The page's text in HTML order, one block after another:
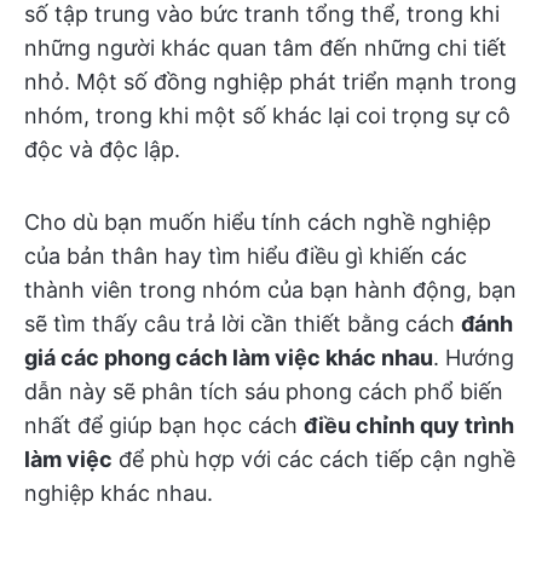
số tập trung vào bức tranh tổng thể, trong khi
những người khác quan tâm đến những chi tiết
nhỏ. Một số đồng nghiệp phát triển mạnh trong
nhóm, trong khi một số khác lại coi trọng sự cô
độc và độc lập.
Cho dù bạn muốn hiểu tính cách nghề nghiệp
của bản thân hay tìm hiểu điều gì khiến các
thành viên trong nhóm của bạn hành động, bạn
sẽ tìm thấy câu trả lời cần thiết bằng cách đánh
giá các phong cách làm việc khác nhau. Hướng
dẫn này sẽ phân tích sáu phong cách phổ biến
nhất để giúp bạn học cách điều chỉnh quy trình
làm việc để phù hợp với các cách tiếp cận nghề
nghiệp khác nhau.